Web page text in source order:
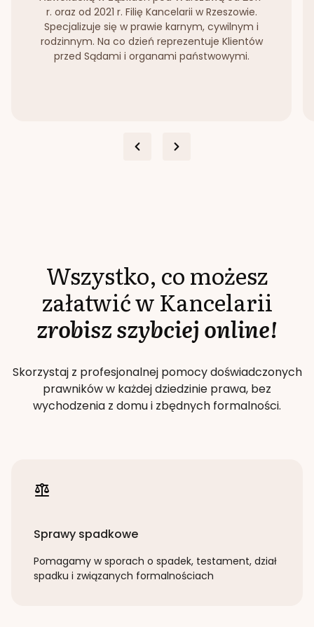
r. oraz od 2021 r. Filię Kancelarii w Rzeszowie.
Specjalizuje się w prawie karnym, cywilnym i
rodzinnym. Na co dzień reprezentuje Klientów
przed Sądami i organami państwowymi.
Wszystko, co możesz
załatwić w Kancelarii
zrobisz szybciej online!
Skorzystaj z profesjonalnej pomocy doświadczonych
prawników w każdej dziedzinie prawa, bez
wychodzenia z domu i zbędnych formalności.
Sprawy spadkowe
Pomagamy w sporach o spadek, testament, dział
spadku i związanych formalnościach